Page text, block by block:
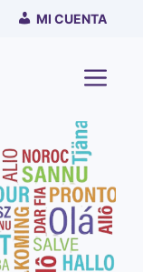
MI CUENTA
MENÚ